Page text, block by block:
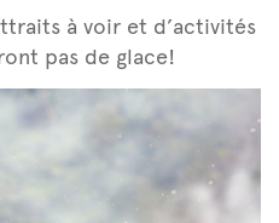
à voir et d’activités
pas de glace!